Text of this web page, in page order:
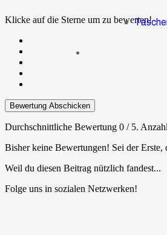
Klicke auf die Sterne um zu bewerten!
Bewertung Abschicken
Durchschnittliche Bewertung 0 / 5.
Bisher keine Bewertungen! Sei der Erste,
Weil du diesen Beitrag nützlich fandest...
Folge uns in sozialen Netzwerken!